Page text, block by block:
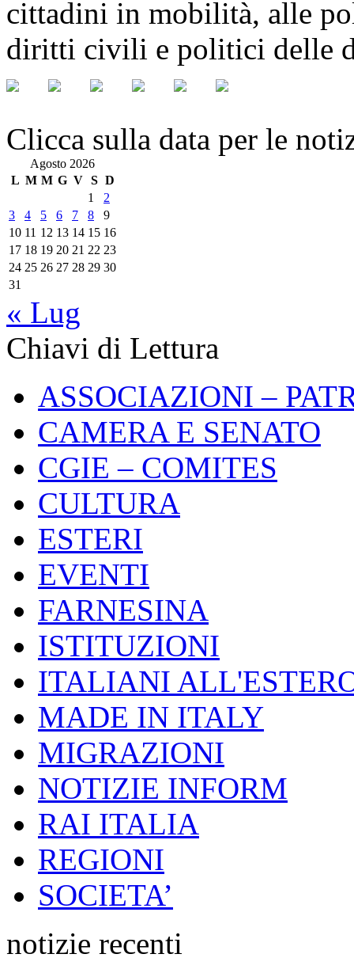
cittadini in mobilità, alle
diritti civili e politici delle
Clicca sulla data per le
Agosto 2026
L M M G V S D
1
2
3
4 5 6 7 8
9
10 11 12 13 14 15 16
17 18 19 20 21 22 23
24 25 26 27 28 29 30
31
« Lug
Chiavi di Lettura
ASSOCIAZIONI –
CAMERA E SENATO
CGIE – COMITES
CULTURA
ESTERI
EVENTI
FARNESINA
ISTITUZIONI
ITALIANI
MADE IN ITALY
MIGRAZIONI
NOTIZIE INFORM
RAI ITALIA
REGIONI
SOCIETA’
notizie recenti